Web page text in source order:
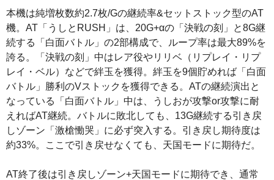
本機は純増枚数約2.7枚/Gの継続率&セットストック型のAT
機。AT「うしとRUSH」は、20G+αの「決戦の刻」と8G継
続する「白面バトル」の2部構成で、ループ率は最大89%を
誇る。「決戦の刻」中はレア役やリリベ（リプレイ・リプ
レイ・ベル）などで絆玉を獲得。絆玉を9個貯めれば「白面
バトル」勝利のVストックを獲得できる。ATの継続演出と
なっている「白面バトル」中は、うしおが攻撃or攻撃に耐
えればAT継続。バトルに敗北しても、13G継続する引き戻
しゾーン「激槍慟哭」に必ず突入する。引き戻し期待度は
約33%。ここで引き戻せなくても、天国モードに期待だ。
AT終了後は引き戻しゾーン+天国モードに期待でき、通常